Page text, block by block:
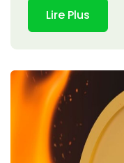
Lire Plus